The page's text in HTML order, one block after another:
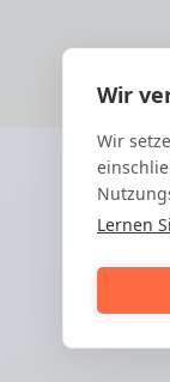
Wir
Wir
Lernen